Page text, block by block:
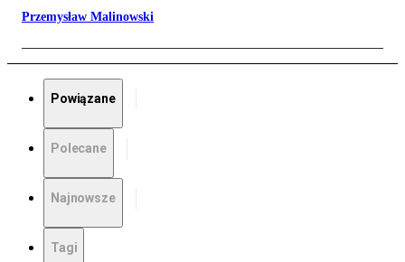
Przemysław Malinowski
Powiązane
Polecane
Najnowsze
Tagi